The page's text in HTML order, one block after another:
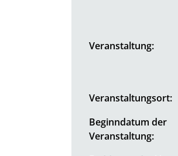
Veranstaltung:
Veranstaltungsort:
Beginndatum der
Veranstaltung: